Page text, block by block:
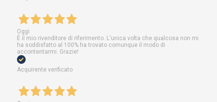
Oggi
È il mio rivenditore di riferimento. L'unica volta che qualcosa non mi
ha soddisfatto al 100% ha trovato comunque il modo di
accontentarmi. Grazie!
Acquirente verificato